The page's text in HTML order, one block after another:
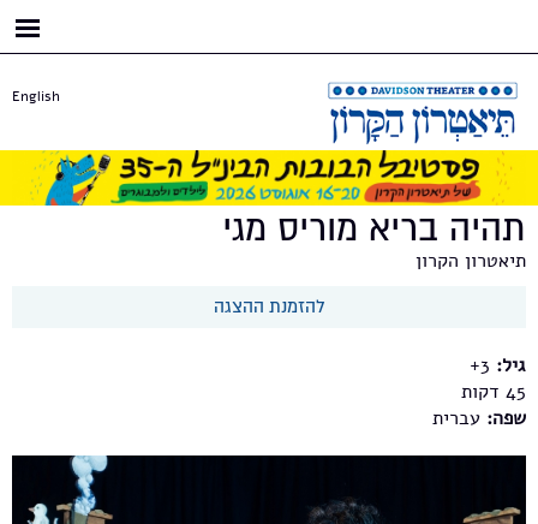
English
תהיה בריא מוריס מגי
תיאטרון הקרון
להזמנת ההצגה
גיל: 3+
45
שפה: עברית